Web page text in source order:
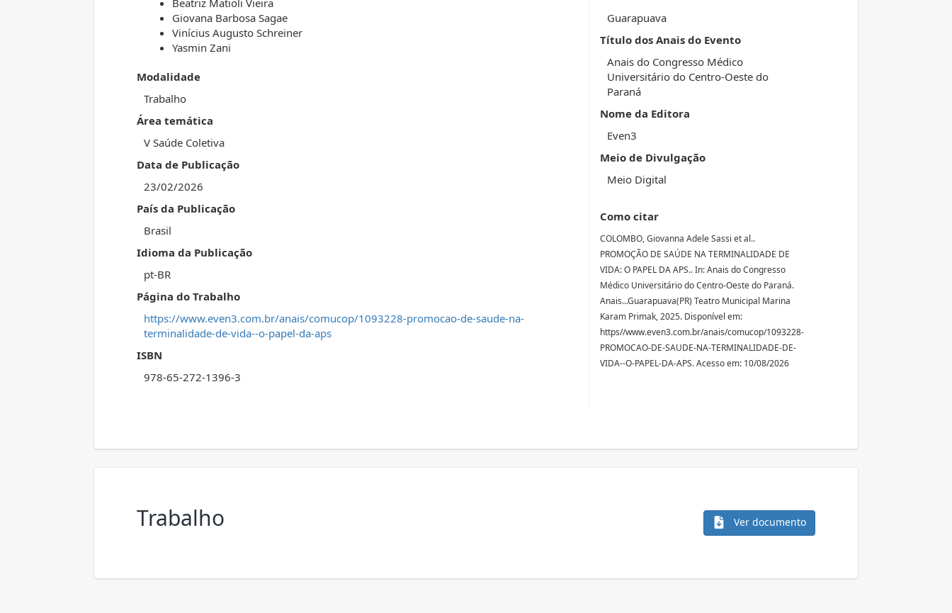
Beatriz Matioli Vieira
Giovana Barbosa Sagae
Vinícius Augusto Schreiner
Yasmin Zani
Modalidade
Trabalho
Área temática
V Saúde Coletiva
Data de Publicação
23/02/2026
País da Publicação
Brasil
Idioma da Publicação
pt-BR
Página do Trabalho
https://www.even3.com.br/anais/comucop/1093228-promocao-de-saude-na-
terminalidade-de-vida--o-papel-da-aps
ISBN
978-65-272-1396-3
Guarapuava
Título dos Anais do Evento
Anais do Congresso Médico
Universitário do Centro-Oeste do
Paraná
Nome da Editora
Even3
Meio de Divulgação
Meio Digital
Como citar
COLOMBO, Giovanna Adele Sassi et al..
PROMOÇÃO DE SAÚDE NA TERMINALIDADE DE
VIDA: O PAPEL DA APS.. In: Anais do Congresso
Médico Universitário do Centro-Oeste do Paraná.
Anais...Guarapuava(PR) Teatro Municipal Marina
Karam Primak, 2025. Disponível em:
https//www.even3.com.br/anais/comucop/1093228-
PROMOCAO-DE-SAUDE-NA-TERMINALIDADE-DE-
VIDA--O-PAPEL-DA-APS. Acesso em: 10/08/2026
Trabalho Ver documento